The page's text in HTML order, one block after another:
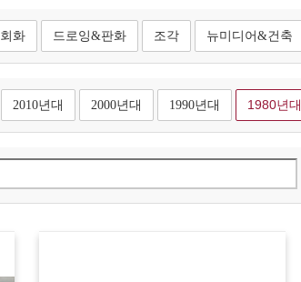
회화 드로잉&판화 조각 뉴미디어&건축
2010년대 2000년대 1990년대 1980년대